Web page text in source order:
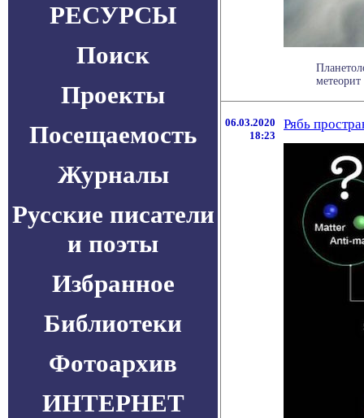
РЕСУРСЫ
Поиск
Проекты
Посещаемость
Журналы
Русские писатели
и поэты
Избранное
Библиотеки
Фотоархив
ИНТЕРНЕТ
06.03.2020
18:23
Рябь